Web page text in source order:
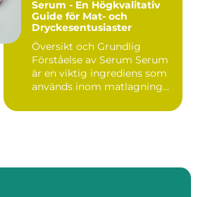
Serum - En Högkvalitativ
Guide för Mat- och
Dryckesentusiaster
Översikt och Grundlig
Förståelse av Serum Serum
är en viktig ingrediens som
används inom matlagning...